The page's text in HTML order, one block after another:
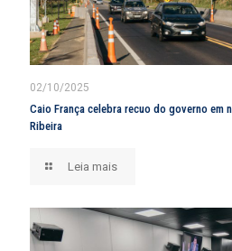
02/10/2025
Caio França celebra recuo do governo em
Ribeira
Leia mais